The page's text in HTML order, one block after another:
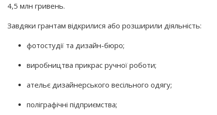
4,5 млн гривень.
Завдяки грантам відкрилися або розширили діяльність:
фотостудії та дизайн-бюро;
виробництва прикрас ручної роботи;
ательє дизайнерського весільного одягу;
поліграфічні підприємства;